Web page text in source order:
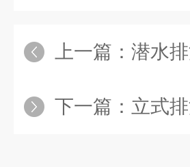
上一篇： 潜水排
下一篇： 立式